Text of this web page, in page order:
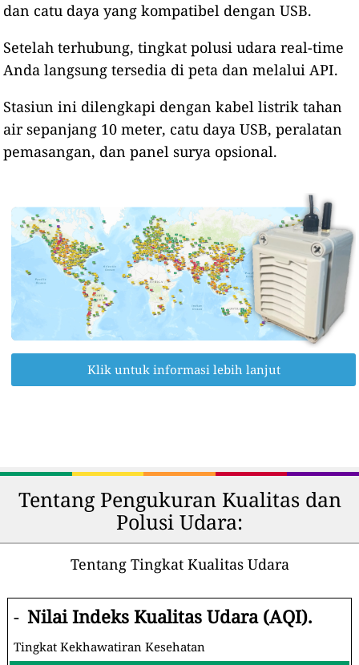
dan catu daya yang kompatibel dengan USB.
Setelah terhubung, tingkat polusi udara real-time
Anda langsung tersedia di peta dan melalui API.
Stasiun ini dilengkapi dengan kabel listrik tahan
air sepanjang 10 meter, catu daya USB, peralatan
pemasangan, dan panel surya opsional.
Klik untuk informasi lebih lanjut
Tentang Pengukuran Kualitas dan
Polusi Udara:
Tentang Tingkat Kualitas Udara
- Nilai Indeks Kualitas Udara (AQI).
Tingkat Kekhawatiran Kesehatan